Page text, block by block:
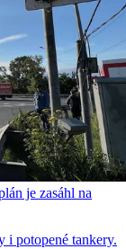
je zasáhl na
i potopené tankery.